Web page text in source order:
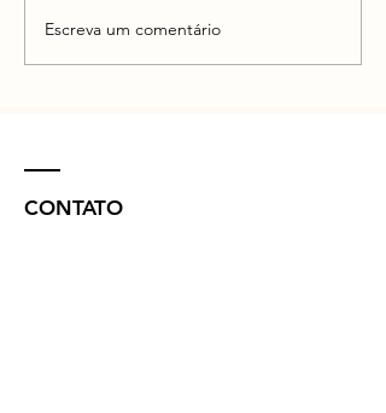
Escreva um comentário
CONTATO